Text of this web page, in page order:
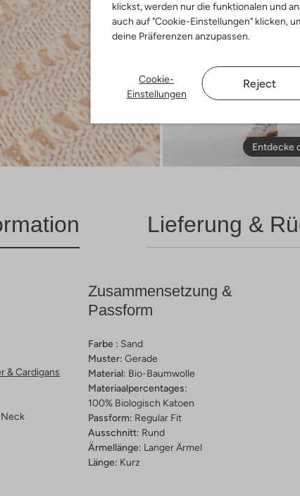
klickst, werden nur die funktionalen und
auch auf "Cookie-Einstellungen" klicken,
deine Präferenzen anzupassen.
Cookie-
Einstellungen
Reject
Entdecke
Lieferung &
& Cardigans
Zusammensetzung &
Passform
Farbe : Sand
Muster: Gerade
Material: Bio-Baumwolle
Materiaalpercentages:
100% Biologisch Katoen
Passform: Regular Fit
Ausschnitt: Rund
Ärmellänge: Langer Ärmel
Länge: Kurz